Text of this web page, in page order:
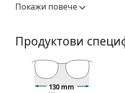
Сивите лещи
изкривяват цветовете.
Слънчевите очила имат
част на лещите е най-
пряката слънчева
Покажи повече
Продуктови
130 mm